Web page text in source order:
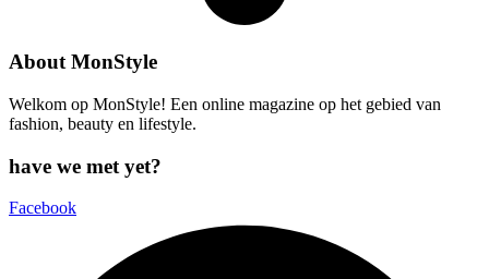
About MonStyle
Welkom op MonStyle! Een online magazine op het gebied van
fashion, beauty en lifestyle.
have we met yet?
Facebook